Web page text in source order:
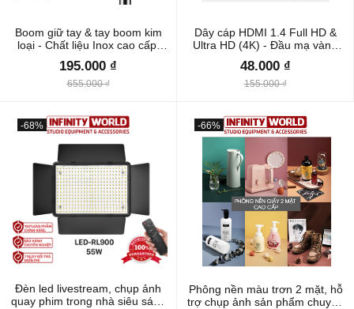
Boom giữ tay & tay boom kim
loại - Chất liệu Inox cao cấp,
195.000 ₫
655.000 ₫
Dây cáp HDMI 1.4 Full HD &
Ultra HD (4K) - Đầu mạ vàng
48.000 ₫
155.000 ₫
-68%
Đèn led livestream, chụp ảnh
quay phim trong nhà siêu sáng
-66%
Phông nền màu trơn 2 mặt, hỗ
trợ chụp ảnh sản phẩm chuyên